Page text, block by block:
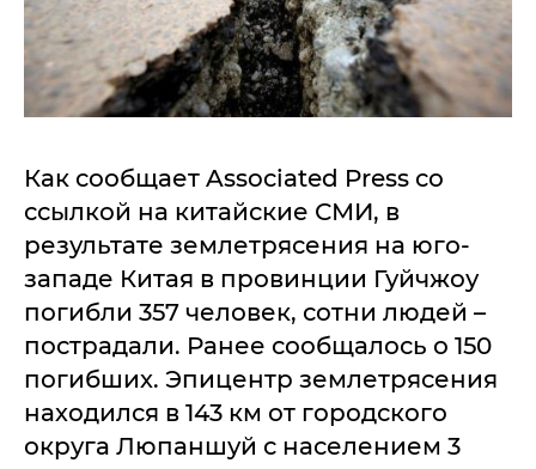
Как сообщает Associated Press со
ссылкой на китайские СМИ, в
результате землетрясения на юго-
западе Китая в провинции Гуйчжоу
погибли 357 человек, сотни людей –
пострадали. Ранее сообщалось о 150
погибших. Эпицентр землетрясения
находился в 143 км от городского
округа Люпаншуй с населением 3